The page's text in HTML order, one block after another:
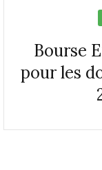
Bourse
pour les